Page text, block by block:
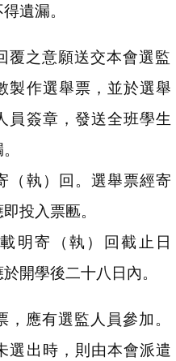
遺漏。
覆之意願送交本會選監
製作選舉票，並於選舉
員簽章，發送全班學生
（執）回。選舉票經寄
投入票匭。
明寄（執）回截止日
開學後二十八日內。
，應有選監人員參加。
選出時，則由本會派遣